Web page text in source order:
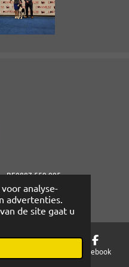
analyse-
advertenties.
de site gaat u
Facebook